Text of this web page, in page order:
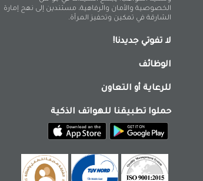
الخصوصية والأمان والرفاهية، مستندين إلى نهج إمارة
الشارقة في تمكين وتحفيز المرأة.
لا تفوتي جديدنا!
الوظائف
للرعاية أو التعاون
حملوا تطبيقنا للهواتف الذكية